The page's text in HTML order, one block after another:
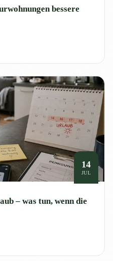
bessere
14
JUL
– was tun, wenn die